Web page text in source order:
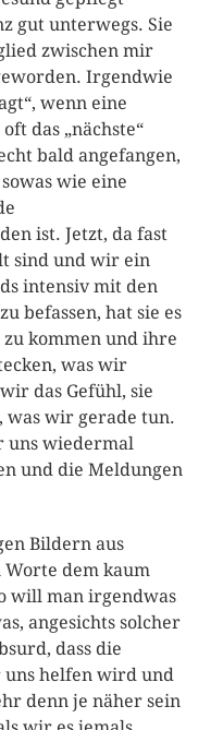
gut unterwegs. Sie
zwischen mir
Irgendwie
wenn eine
das „nächste“
bald angefangen,
wie eine
ist. Jetzt, da fast
sind und wir ein
intensiv mit den
befassen, hat sie es
kommen und ihre
was wir
das Gefühl, sie
was wir gerade tun.
uns wiedermal
und die Meldungen
Bildern aus
dem kaum
will man irgendwas
angesichts solcher
dass die
helfen wird und
denn je näher sein